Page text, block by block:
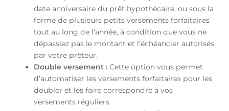
date anniversaire du prêt hypothécaire, ou sous la
forme de plusieurs petits versements forfaitaires
tout au long de l’année, à condition que vous ne
dépassiez pas le montant et l’échéancier autorisés
par votre prêteur.
Double versement :Cette option vous permet
d’automatiser les versements forfaitaires pour les
doubler et les faire correspondre à vos
versements réguliers.